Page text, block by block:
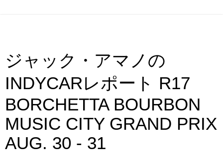
ジャック・アマノの
INDYCARレポート R17
BORCHETTA BOURBON
MUSIC CITY GRAND PRIX
AUG. 30 - 31